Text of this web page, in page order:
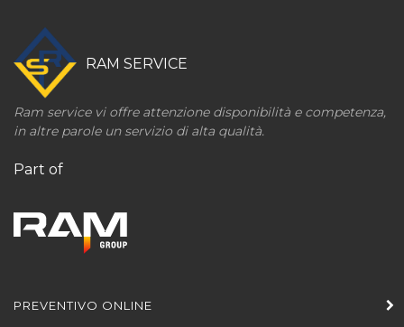
RAM SERVICE
Ram service vi offre attenzione disponibilità e competenza,
in altre parole un servizio di alta qualità.
Part of
PREVENTIVO ONLINE